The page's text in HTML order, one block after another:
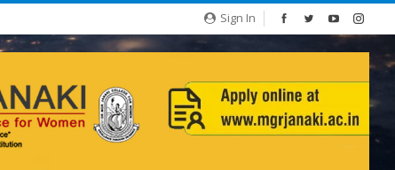
Sign In